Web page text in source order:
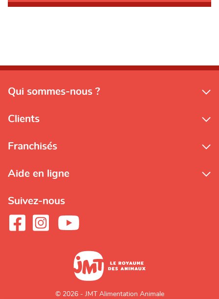
Qui sommes-nous ?
Clients
Franchisés
Aide en ligne
Suivez-nous
© 2026 - JMT Alimentation Animale